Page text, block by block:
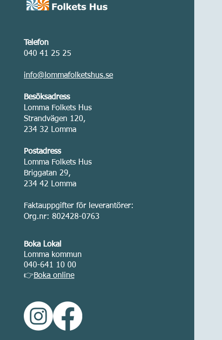
Telefon
040 41 25 25
info@lommafolketshus.se
Besöksadress
Lomma Folkets Hus
Strandvägen 120,
234 32 Lomma
Postadress
Lomma Folkets Hus
Briggatan 29,
234 42 Lomma
Faktauppgifter för leverantörer:
Org.nr: 802428-0763
Boka Lokal
Lomma kommun
040-641 10 00
👉Boka online